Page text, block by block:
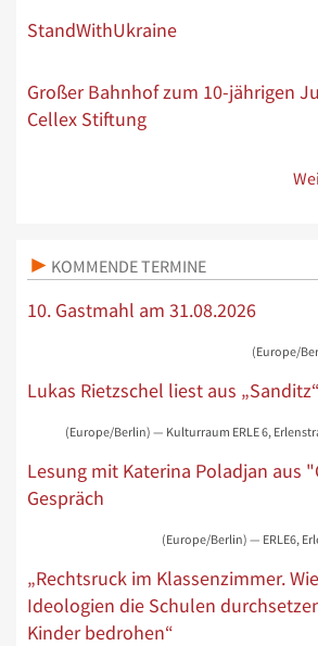
StandWithUkraine
Großer Bahnhof zum 10-jährigen
Cellex Stiftung
KOMMENDE TERMINE
10. Gastmahl am 31.08.2026
(Europe/
Lukas Rietzschel liest aus „Sanditz“
(Europe/Berlin) — Kulturraum ERLE 6,
Lesung mit Katerina Poladjan aus
Gespräch
(Europe/Berlin) — ERLE6,
„Rechtsruck im Klassenzimmer.
Ideologien die Schulen
Kinder bedrohen“